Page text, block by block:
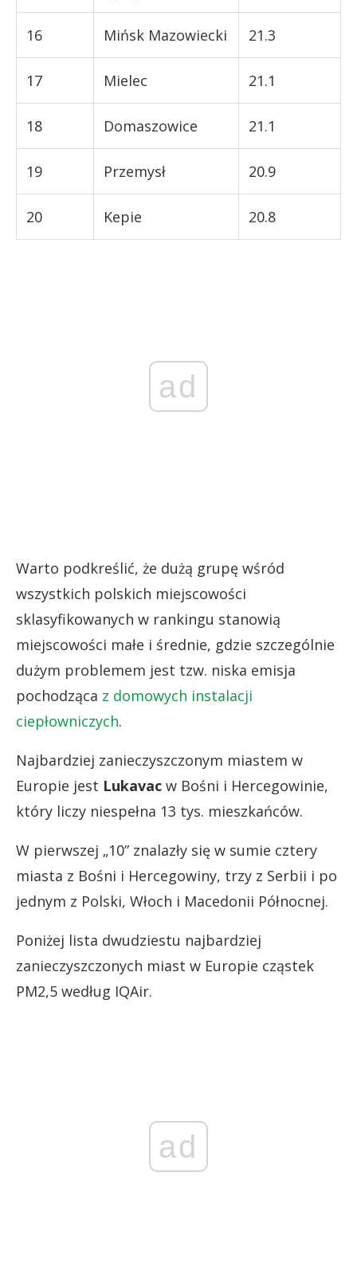
16 Mińsk Mazowiecki 21.3
17 Mielec 21.1
18 Domaszowice 21.1
19 Przemysł 20.9
20 Kepie 20.8
ad
Warto podkreślić, że dużą grupę wśród
wszystkich polskich miejscowości
sklasyfikowanych w rankingu stanowią
miejscowości małe i średnie, gdzie szczególnie
dużym problemem jest tzw. niska emisja
pochodząca z domowych instalacji
ciepłowniczych.
Najbardziej zanieczyszczonym miastem w
Europie jest Lukavac w Bośni i Hercegowinie,
który liczy niespełna 13 tys. mieszkańców.
W pierwszej „10” znalazły się w sumie cztery
miasta z Bośni i Hercegowiny, trzy z Serbii i po
jednym z Polski, Włoch i Macedonii Północnej.
Poniżej lista dwudziestu najbardziej
zanieczyszczonych miast w Europie cząstek
PM2,5 według IQAir.
ad